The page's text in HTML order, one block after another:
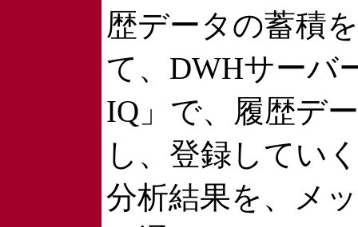
歴データの蓄積
て、DWHサーバ
IQ」で、履歴デ
し、登録してい
分析結果を、メ